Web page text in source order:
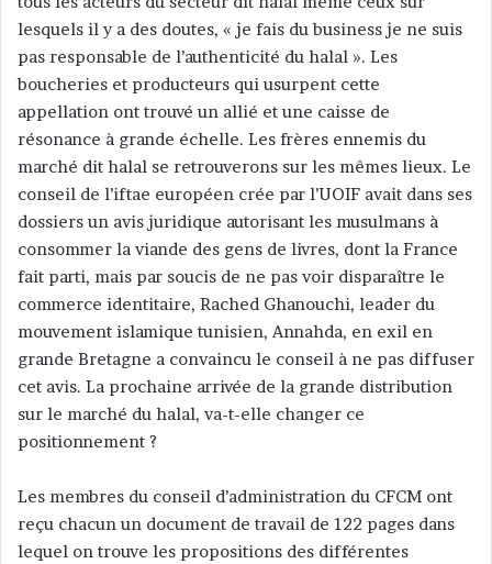
lesquels il y a des doutes, « je fais du business je ne suis
pas responsable de l’authenticité du halal ». Les
boucheries et producteurs qui usurpent cette
appellation ont trouvé un allié et une caisse de
résonance à grande échelle. Les frères ennemis du
marché dit halal se retrouverons sur les mêmes lieux. Le
conseil de l’iftae européen crée par l’UOIF avait dans ses
dossiers un avis juridique autorisant les musulmans à
consommer la viande des gens de livres, dont la France
fait parti, mais par soucis de ne pas voir disparaître le
commerce identitaire, Rached Ghanouchi, leader du
mouvement islamique tunisien, Annahda, en exil en
grande Bretagne a convaincu le conseil à ne pas diffuser
cet avis. La prochaine arrivée de la grande distribution
sur le marché du halal, va-t-elle changer ce
positionnement ?
Les membres du conseil d’administration du CFCM ont
reçu chacun un document de travail de 122 pages dans
lequel on trouve les propositions des différentes